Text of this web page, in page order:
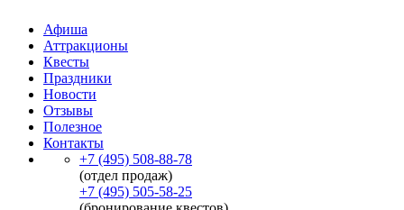
Афиша
Аттракционы
Квесты
Праздники
Новости
Отзывы
Полезное
Контакты
+7 (495) 508-88-78
(отдел продаж)
+7 (495) 505-58-25